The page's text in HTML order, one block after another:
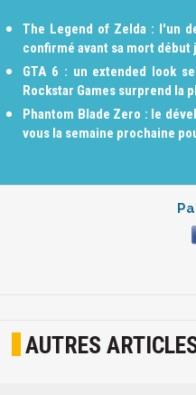
The Legend of Zelda : l'un
confirmé avant sa mort début
GTA 6 : un extended look
Rockstar Games surprend la
Phantom Blade Zero : le
vous la semaine prochaine
AUTRES